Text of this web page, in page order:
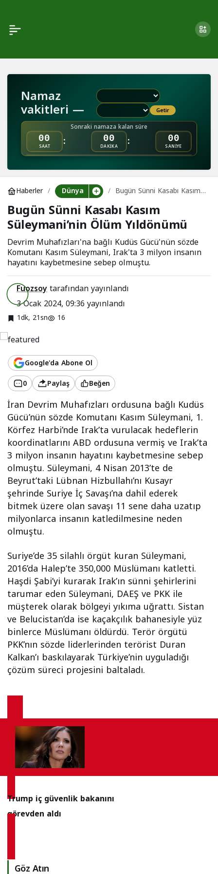
Namaz
vakitleri — Getir
Sonraki namaza kalan süre
00
SAAT : 00
DAKİKA : 00
SANİYE
Haberler Dünya
Bugün Sünni Kasabı Kasım
Süleymani’nin Ölüm
Yıldönümü
Bugün Sünni Kasabı Kasım
Süleymani’nin Ölüm Yıldönümü
Devrim Muhafızları'na bağlı Kudüs Gücü'nün sözde
Komutanı Kasım Süleymani, Irak'ta 3 milyon insanın
hayatını kaybetmesine sebep olmuştu.
Fuozsoytarafından yayınlandı
3 Ocak 2024, 09:36yayınlandı
1dk, 21sn 16
Google'da Abone Ol
0
Paylaş Beğen
İran Devrim Muhafızları ordusuna bağlı Kudüs
Gücü’nün sözde Komutanı Kasım Süleymani, 1.
Körfez Harbi’nde Irak’ta vurulacak hedeflerin
koordinatlarını ABD ordusuna vermiş ve Irak’ta
3 milyon insanın hayatını kaybetmesine sebep
olmuştu. Süleymani, 4 Nisan 2013’te de
Beyrut’taki Lübnan Hizbullahı’nı Kusayr
şehrinde Suriye İç Savaşı’na dahil ederek
bitmek üzere olan savaşı 11 sene daha uzatıp
milyonlarca insanın katledilmesine neden
olmuştu.
Suriye’de 35 silahlı örgüt kuran Süleymani,
2016’da Halep’te 350,000 Müslümanı katletti.
Haşdi Şabi’yi kurarak Irak’ın sünni şehirlerini
tarumar eden Süleymani, DAEŞ ve PKK ile
müşterek olarak bölgeyi yıkıma uğrattı. Sistan
ve Belucistan’da ise kaçakçılık bahanesiyle yüz
binlerce Müslümanı öldürdü. Terör örgütü
PKK’nın sözde liderlerinden terörist Duran
Kalkan’ı baskılayarak Türkiye’nin uyguladığı
çözüm süreci projesini baltaladı.
Trump iç güvenlik bakanını
görevden aldı
Göz Atın
Kasım Süleymani’nin